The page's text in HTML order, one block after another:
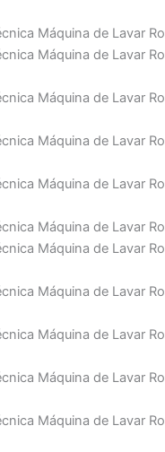
Máquina de Lavar
Máquina de Lavar
Máquina de Lavar
Máquina de Lavar
Máquina de Lavar
Máquina de Lavar
Máquina de Lavar
Máquina de Lavar
Máquina de Lavar
Máquina de Lavar
Máquina de Lavar